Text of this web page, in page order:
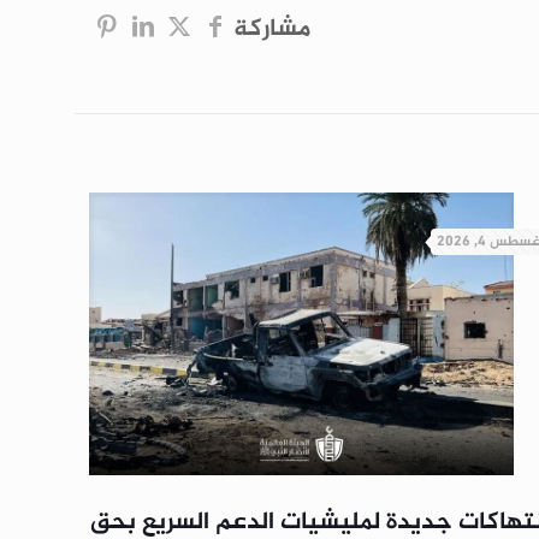
مشاركة
4, 2026
جديدة لمليشيات الدعم السريع بحق